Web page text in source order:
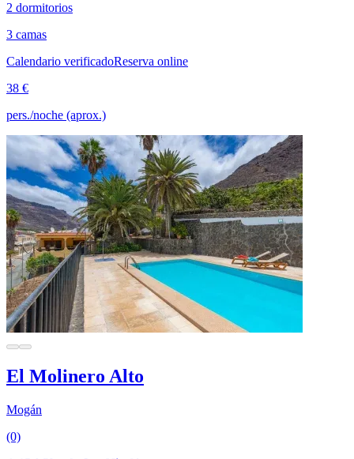
2 dormitorios
3 camas
Calendario verificadoReserva online
38 €
pers./noche (aprox.)
El Molinero Alto
Mogán
(0)